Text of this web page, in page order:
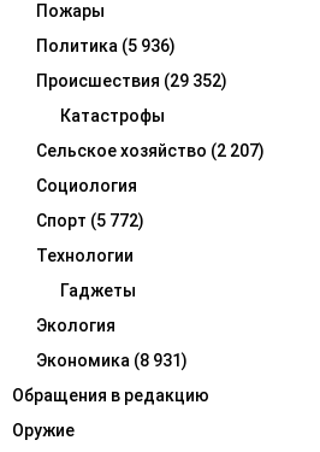
Пожары
Политика (5 936)
Происшествия (29 352)
Катастрофы
Сельское хозяйство (2 207)
Социология
Спорт (5 772)
Технологии
Гаджеты
Экология
Экономика (8 931)
Обращения в редакцию
Оружие